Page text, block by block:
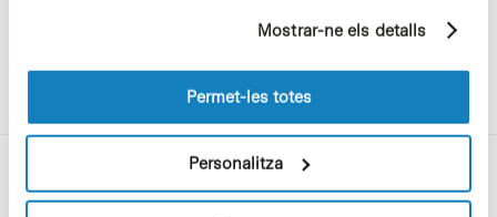
pàgines visitades). Per a obtenir més informació sobre
les cookies pot consultar laPolítica de cookiesdel
Mostrar-ne els detalls
Permet-les totes
Personalitza